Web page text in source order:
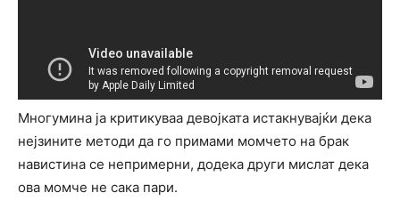
Многумина ја критикуваа девојката истакнувајќи дека
нејзините методи да го примами момчето на брак
навистина се непримерни, додека други мислат дека
ова момче не сака пари.